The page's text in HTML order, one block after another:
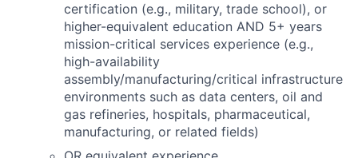
certification (e.g., military, trade school), or
higher-equivalent education AND 5+ years
mission-critical services experience (e.g.,
high-availability
assembly/manufacturing/critical infrastructure
environments such as data centers, oil and
gas refineries, hospitals, pharmaceutical,
manufacturing, or related fields)